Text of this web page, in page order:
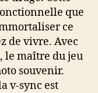
que
ce
de vivre. Avec
le maître du jeu
souvenir.
v-sync est